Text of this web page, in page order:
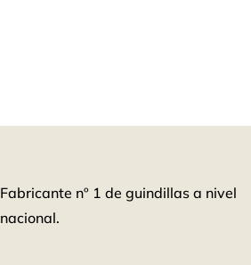
Fabricante nº 1 de guindillas a nivel
nacional.